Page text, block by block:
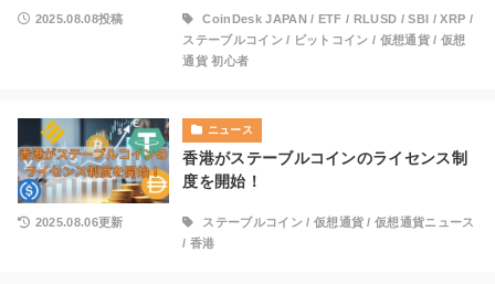
2025.08.08投稿 CoinDesk JAPAN / ETF / RLUSD /SBI /XRP /
ステーブルコイン/ ビットコイン / 仮想通貨/ 仮想
通貨 初心者
ニュース
香港がステーブルコインのライセンス制
度を開始！
2025.08.06更新 ステーブルコイン/ 仮想通貨 /仮想通貨ニュース
/ 香港